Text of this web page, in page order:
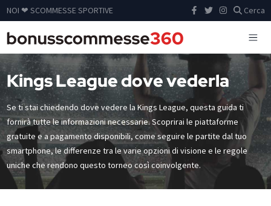
NOI ❤ SCOMMESSE SPORTIVE Cerca
Kings League dove vederla
Se ti stai chiedendo dove vedere la Kings League, questa guida ti
fornirà tutte le informazioni necessarie. Scoprirai le piattaforme
gratuite e a pagamento disponibili, come seguire le partite dal tuo
smartphone, le differenze tra le varie opzioni di visione e le regole
uniche che rendono questo torneo così coinvolgente.